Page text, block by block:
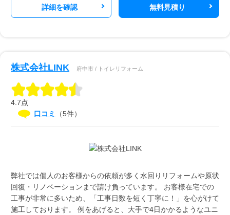
詳細を確認 無料見積り
株式会社LINK 府中市 / トイレリフォーム
4.7点
口コミ
（5件）
弊社では個人のお客様からの依頼が多く水回りリフォームや原状
回復・リノベーションまで請け負っています。 お客様在宅での
工事が非常に多いため、「工事日数を短く丁寧に！」を心がけて
施工しております。 例をあげると、大手で4日かかるようなユニ